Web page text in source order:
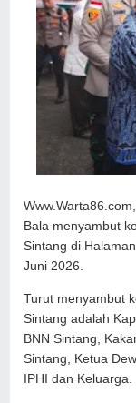
Bala menyambut
Sintang di
Juni 2026.
Turut menyambut
Sintang adalah
BNN Sintang,
Sintang, Ketua
IPHI dan Keluarga.